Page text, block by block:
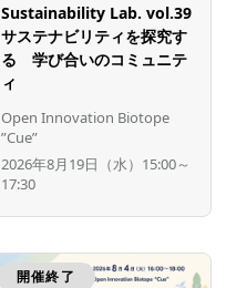
Sustainability Lab. vol.39
サステナビリティを探究す
る 学び合いのコミュニテ
ィ
Open Innovation Biotope
”Cue”
2026年8月19日（水）15:00～
17:30
開催終了